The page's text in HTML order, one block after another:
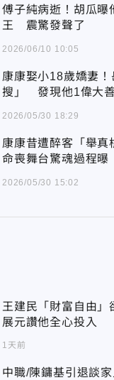
傅子純病逝！胡瓜曝
王 震驚發聲了
2026/06/10 10:05
康康娶小18歲嬌妻！
搜」 發現他1偉大
2026/05/30 18:29
康康昔遭醉客「舉真
命喪舞台驚魂過程曝
2026/05/30 15:02
王建民「財富自由
展元讚他全心投入
1天前
中職/陳鏞基引退談